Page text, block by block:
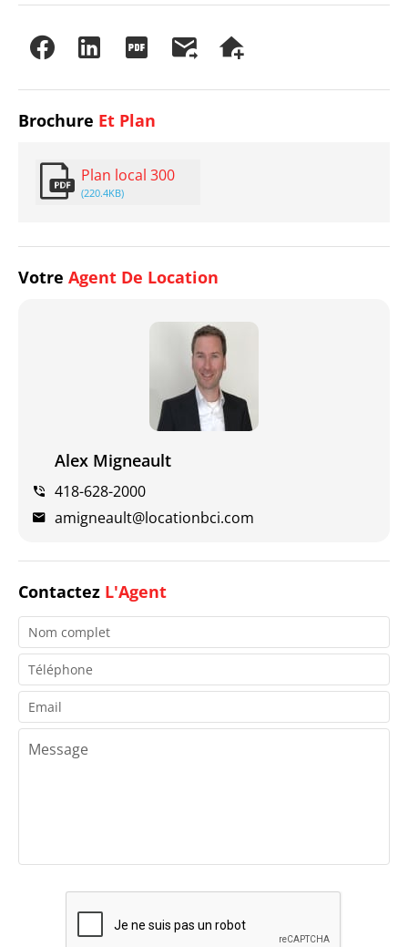
Brochure Et Plan
Plan local 300
(220.4KB)
Votre Agent De Location
Alex Migneault
418-628-2000
amigneault@locationbci.com
Contactez L'Agent